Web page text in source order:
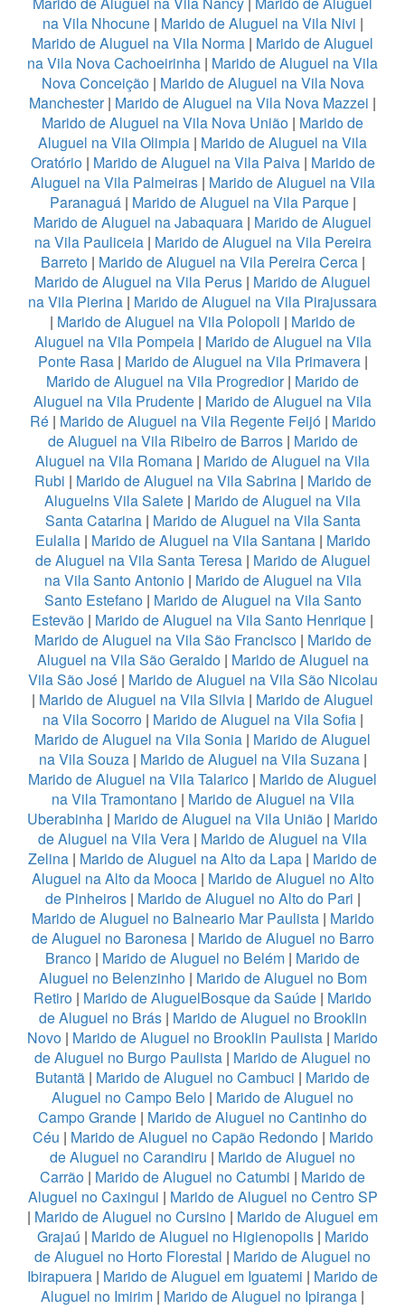
na Vila Nhocune| Marido de Aluguel na Vila Nivi |
Marido de Aluguel na Vila Norma | Marido de Aluguel
na Vila Nova Cachoeirinha | Marido de Aluguel na Vila
Nova Conceição| Marido de Aluguel na Vila Nova
Manchester| Marido de Aluguel na Vila Nova Mazzei |
Marido de Aluguel na Vila Nova União | Marido de
Aluguel na Vila Olimpia | Marido de Aluguel na Vila
Oratório| Marido de Aluguel na Vila Paiva| Marido de
Aluguel na Vila Palmeiras| Marido de Aluguel na Vila
Paranaguá| Marido de Aluguel na Vila Parque|
Marido de Aluguel na Jabaquara | Marido de Aluguel
na Vila Pauliceia| Marido de Aluguel na Vila Pereira
Barreto| Marido de Aluguel na Vila Pereira Cerca|
Marido de Aluguel na Vila Perus | Marido de Aluguel
na Vila Pierina | Marido de Aluguel na Vila Pirajussara
| Marido de Aluguel na Vila Polopoli | Marido de
Aluguel na Vila Pompeia| Marido de Aluguel na Vila
Ponte Rasa| Marido de Aluguel na Vila Primavera|
Marido de Aluguel na Vila Progredior| Marido de
Aluguel na Vila Prudente | Marido de Aluguel na Vila
Ré| Marido de Aluguel na Vila Regente Feijó| Marido
de Aluguel na Vila Ribeiro de Barros| Marido de
Aluguel na Vila Romana | Marido de Aluguel na Vila
Rubi | Marido de Aluguel na Vila Sabrina| Marido de
Aluguelns Vila Salete | Marido de Aluguel na Vila
Santa Catarina| Marido de Aluguel na Vila Santa
Eulalia| Marido de Aluguel na Vila Santana| Marido
de Aluguel na Vila Santa Teresa| Marido de Aluguel
na Vila Santo Antonio| Marido de Aluguel na Vila
Santo Estefano| Marido de Aluguel na Vila Santo
Estevão | Marido de Aluguel na Vila Santo Henrique |
Marido de Aluguel na Vila São Francisco| Marido de
Aluguel na Vila São Geraldo| Marido de Aluguel na
Vila São José| Marido de Aluguel na Vila São Nicolau
| Marido de Aluguel na Vila Silvia | Marido de Aluguel
na Vila Socorro| Marido de Aluguel na Vila Sofia|
Marido de Aluguel na Vila Sonia | Marido de Aluguel
na Vila Souza| Marido de Aluguel na Vila Suzana|
Marido de Aluguel na Vila Talarico | Marido de Aluguel
na Vila Tramontano| Marido de Aluguel na Vila
Uberabinha | Marido de Aluguel na Vila União | Marido
de Aluguel na Vila Vera | Marido de Aluguel na Vila
Zelina | Marido de Aluguel na Alto da Lapa | Marido de
Aluguel na Alto da Mooca| Marido de Aluguel no Alto
de Pinheiros| Marido de Aluguel no Alto do Pari |
Marido de Aluguel no Balneario Mar Paulista| Marido
de Aluguel no Baronesa| Marido de Aluguel no Barro
Branco | Marido de Aluguel no Belém | Marido de
Aluguel no Belenzinho| Marido de Aluguel no Bom
Retiro | Marido de AluguelBosque da Saúde | Marido
de Aluguel no Brás| Marido de Aluguel no Brooklin
Novo | Marido de Aluguel no Brooklin Paulista | Marido
de Aluguel no Burgo Paulista | Marido de Aluguel no
Butantã | Marido de Aluguel no Cambuci | Marido de
Aluguel no Campo Belo | Marido de Aluguel no
Campo Grande | Marido de Aluguel no Cantinho do
Céu | Marido de Aluguel no Capão Redondo| Marido
de Aluguel no Carandiru | Marido de Aluguel no
Carrão | Marido de Aluguel no Catumbi | Marido de
Aluguel no Caxingui | Marido de Aluguel no Centro SP
| Marido de Aluguel no Cursino | Marido de Aluguel em
Grajaú | Marido de Aluguel no Higienopolis| Marido
de Aluguel no Horto Florestal | Marido de Aluguel no
Ibirapuera | Marido de Aluguel em Iguatemi | Marido de
Aluguel no Imirim | Marido de Aluguel no Ipiranga |